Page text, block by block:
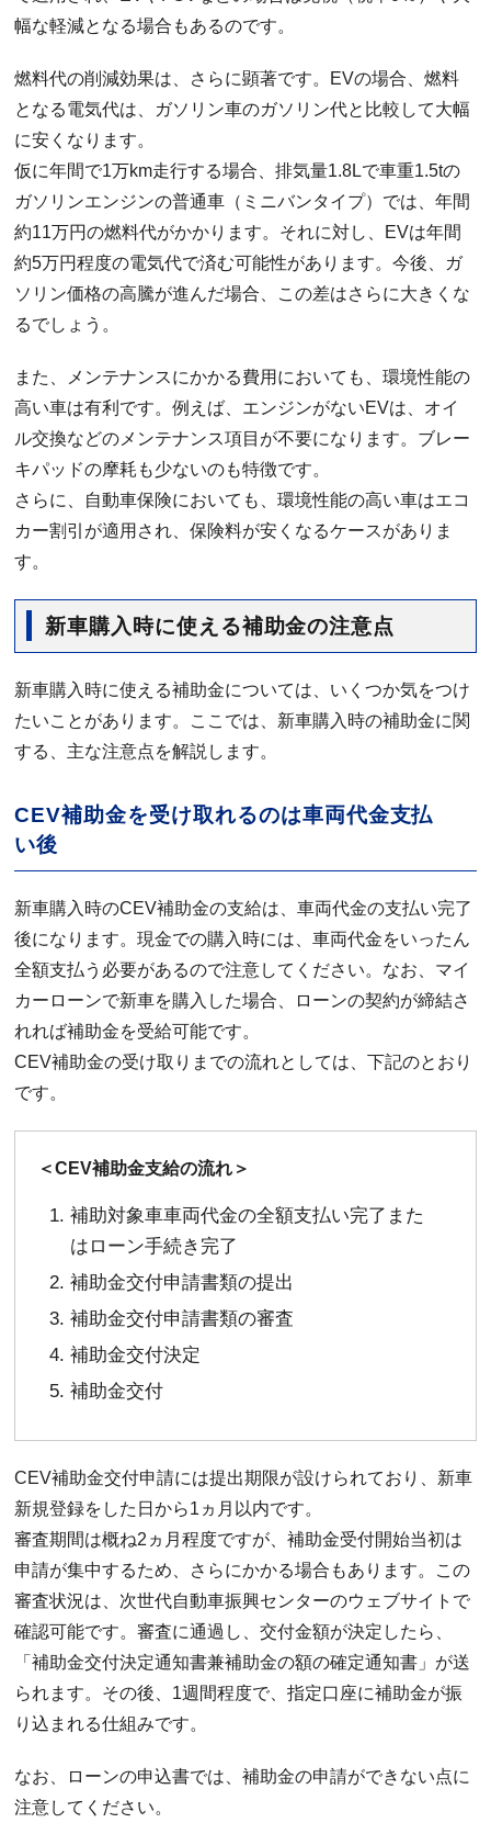
幅な軽減となる場合もあるのです。
燃料代の削減効果は、さらに顕著です。EVの場合、燃料
となる電気代は、ガソリン車のガソリン代と比較して大幅
に安くなります。
仮に年間で1万km走行する場合、排気量1.8Lで車重1.5tの
ガソリンエンジンの普通車（ミニバンタイプ）では、年間
約11万円の燃料代がかかります。それに対し、EVは年間
約5万円程度の電気代で済む可能性があります。今後、ガ
ソリン価格の高騰が進んだ場合、この差はさらに大きくな
るでしょう。
また、メンテナンスにかかる費用においても、環境性能の
高い車は有利です。例えば、エンジンがないEVは、オイ
ル交換などのメンテナンス項目が不要になります。ブレー
キパッドの摩耗も少ないのも特徴です。
さらに、自動車保険においても、環境性能の高い車はエコ
カー割引が適用され、保険料が安くなるケースがありま
す。
新車購入時に使える補助金の注意点
新車購入時に使える補助金については、いくつか気をつけ
たいことがあります。ここでは、新車購入時の補助金に関
する、主な注意点を解説します。
CEV補助金を受け取れるのは車両代金支払
い後
新車購入時のCEV補助金の支給は、車両代金の支払い完了
後になります。現金での購入時には、車両代金をいったん
全額支払う必要があるので注意してください。なお、マイ
カーローンで新車を購入した場合、ローンの契約が締結さ
れれば補助金を受給可能です。
CEV補助金の受け取りまでの流れとしては、下記のとおり
です。
＜CEV補助金支給の流れ＞
補助対象車車両代金の全額支払い完了また
はローン手続き完了
補助金交付申請書類の提出
補助金交付申請書類の審査
補助金交付決定
補助金交付
CEV補助金交付申請には提出期限が設けられており、新車
新規登録をした日から1ヵ月以内です。
審査期間は概ね2ヵ月程度ですが、補助金受付開始当初は
申請が集中するため、さらにかかる場合もあります。この
審査状況は、次世代自動車振興センターのウェブサイトで
確認可能です。審査に通過し、交付金額が決定したら、
「補助金交付決定通知書兼補助金の額の確定通知書」が送
られます。その後、1週間程度で、指定口座に補助金が振
り込まれる仕組みです。
なお、ローンの申込書では、補助金の申請ができない点に
注意してください。